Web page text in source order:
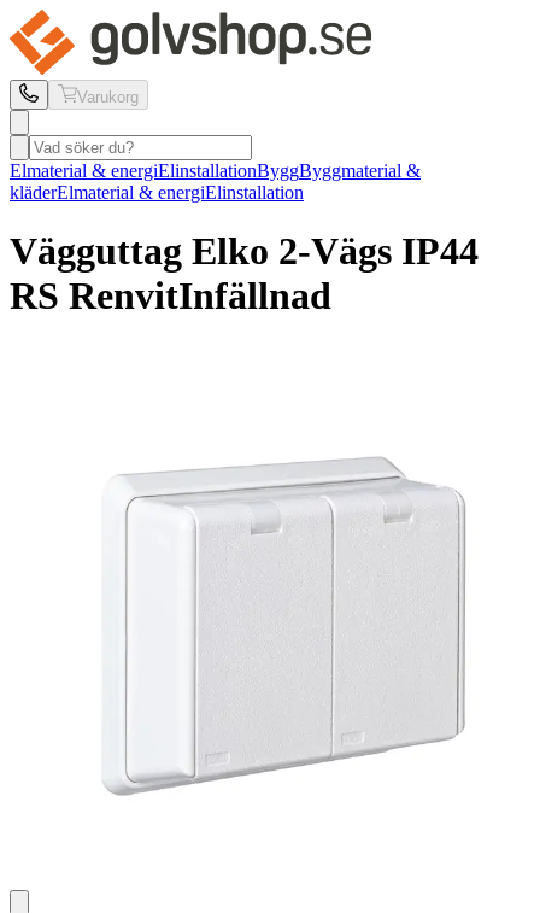
Varukorg
Elmaterial & energiElinstallationByggByggmaterial &
kläderElmaterial & energiElinstallation
Vägguttag Elko 2-Vägs IP44
RS RenvitInfällnad